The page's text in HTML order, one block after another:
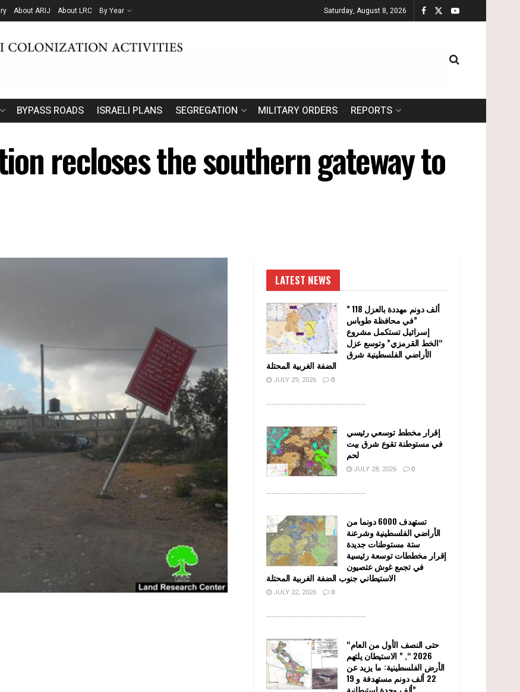
About ARIJ About LRC By Year Saturday, August 8, 2026
BYPASS ROADS ISRAELI PLANS SEGREGATION MILITARY ORDERS REPORTS
recloses the southern gateway to
LATEST NEWS
” 118 ألف دونم مهددة بالعزل
في محافظة طوباس”
إسرائيل تستكمل مشروع
“الخط القرمزي” وتوسع عزل
الأراضي الفلسطينية شرق
الضفة الغربية المحتلة
JULY 29, 2026 0
........................................................
إقرار مخطط توسعي رئيسي
في مستوطنة تقوع شرق بيت
لحم
JULY 28, 2026 0
........................................................
تستهدف 6000 دونما من
الأراضي الفلسطينية وشرعنة
ستة مستوطنات جديدة
إقرار مخططات توسعة رئيسية
في تجمع غوش عتصيون
الاستيطاني جنوب الضفة الغربية المحتلة
JULY 22, 2026 0
........................................................
“حتى النصف الأول من العام
2026 “, ” الاستيطان يلتهم
الأرض الفلسطينية: ما يزيد عن
22 ألف دونم مستهدفة و 19